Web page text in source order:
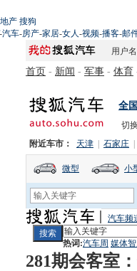
产 搜狗
-汽车-房产-家居-女人-视频-播客-邮
用户名
首页 - 新闻 - 军事 - 体育
全国
切换
附近车市： 天津 石家庄
微型 小
汽车频
热词:汽车周 媒体
281期会客室